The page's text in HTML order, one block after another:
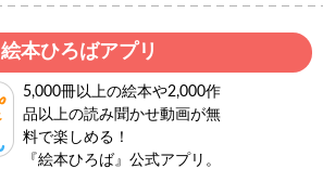
絵本ひろばアプリ
5,000冊以上の絵本や2,000作
品以上の読み聞かせ動画が無
料で楽しめる！
『絵本ひろば』公式アプリ。